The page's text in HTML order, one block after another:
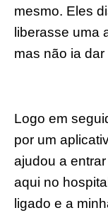
mesmo. Eles
liberasse uma
mas não ia dar
Logo em
por um
ajudou a
aqui no
ligado e a